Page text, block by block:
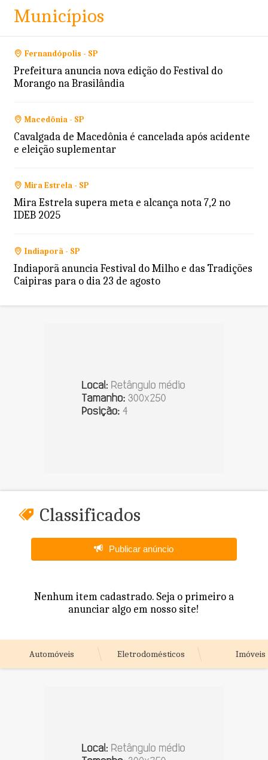
Municípios
Fernandópolis - SP
Prefeitura anuncia nova edição do Festival do
Morango na Brasilândia
Macedônia - SP
Cavalgada de Macedônia é cancelada após acidente
e eleição suplementar
Mira Estrela - SP
Mira Estrela supera meta e alcança nota 7,2 no
IDEB 2025
Indiaporã - SP
Indiaporã anuncia Festival do Milho e das Tradições
Caipiras para o dia 23 de agosto
Classificados
Publicar anúncio
Nenhum item cadastrado. Seja o primeiro a
anunciar algo em nosso site!
Automóveis Eletrodomésticos Imóveis